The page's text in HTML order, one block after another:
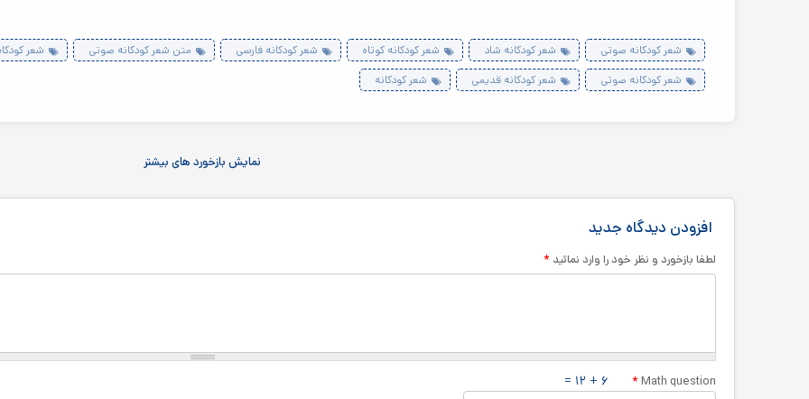
شعر کودکانه صوتی شعر کودکانه شاد شعر کودکانه کوتاه شعر کودکانه فارسی متن شعر کودکانه صوتی شعر
شعر کودکانه صوتی
شعر کودکانه قدیمی شعر کودکانه
نمایش بازخورد های بیشتر
افزودن دیدگاه جدید
لطفا بازخورد و نظر خود را وارد نمائید *
Math question
* ۶ + ۱۲ =